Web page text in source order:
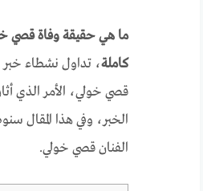
ما هي حقيقة وفاة قصي
كاملة، تداول نشطاء خبر
قصي خولي، الأمر الذي
الخبر، وفي هذا المقال
الفنان قصي خولي.